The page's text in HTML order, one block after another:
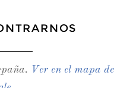
Ver en el mapa de